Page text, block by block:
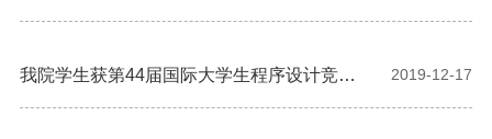
院、金融科技联合实验室建设工作
我院学生获第44届国际大学生程序设计竞赛
亚洲东大陆赛区决赛银奖
2019-12-17